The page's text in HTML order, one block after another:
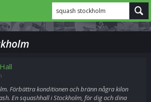
squash stockholm
Förbättra konditionen och bränn några kilon
En squashhall i Stockholm, för dig och dina